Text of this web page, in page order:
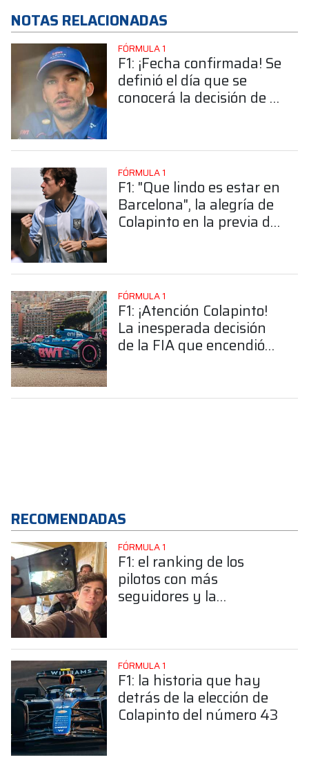
NOTAS RELACIONADAS
FÓRMULA 1
F1: ¡Fecha confirmada! Se
definió el día que se
conocerá la decisión de la
FÓRMULA 1
F1: "Que lindo es estar en
Barcelona", la alegría de
Colapinto en la previa del
FÓRMULA 1
F1: ¡Atención Colapinto!
La inesperada decisión
de la FIA que encendió
RECOMENDADAS
FÓRMULA 1
F1: el ranking de los
pilotos con más
seguidores y la
FÓRMULA 1
F1: la historia que hay
detrás de la elección de
Colapinto del número 43